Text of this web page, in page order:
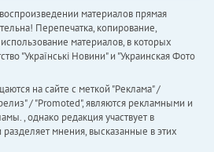
материалов прямая
Перепечатка, копирование,
материалов, в которых
"Українськi Новини" и "Украинская Фото
на сайте с меткой "Реклама" /
/ "Promoted", являются рекламными и
, однако редакция участвует в
разделяет мнения, высказанные в этих